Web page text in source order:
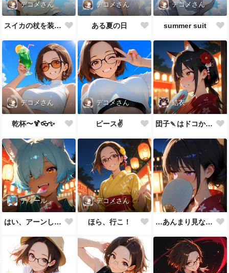
デコメさん
スイカの杖を装備した
デコメさん
ある夏の日
デコメさん
summer suit
デコメさん
乾杯〜🍹👓✨
デコメさん
ピース✌️
結衣
団子🍡はドコかニャ？
ティール
はい、アーンして♪
デコメさん
ほら、行こ！ …あんまり見ないでよ